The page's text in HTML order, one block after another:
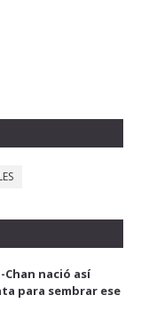
nació así
para sembrar ese